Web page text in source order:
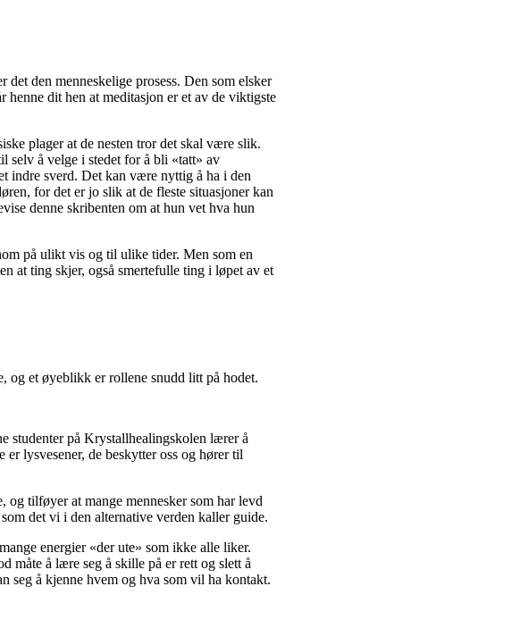
den menneskelige prosess. Den som elsker
henne dit hen at meditasjon er et av de viktigste
plager at de nesten tror det skal være slik.
selv å velge i stedet for å bli «tatt» av
indre sverd. Det kan være nyttig å ha i den
for det er jo slik at de fleste situasjoner kan
denne skribenten om at hun vet hva hun
på ulikt vis og til ulike tider. Men som en
at ting skjer, også smertefulle ting i løpet av et
og et øyeblikk er rollene snudd litt på hodet.
studenter på Krystallhealingskolen lærer å
lysvesener, de beskytter oss og hører til
tilføyer at mange mennesker som har levd
det vi i den alternative verden kaller guide.
energier «der ute» som ikke alle liker.
måte å lære seg å skille på er rett og slett å
seg å kjenne hvem og hva som vil ha kontakt.